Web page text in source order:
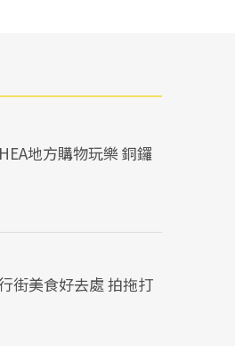
地方購物玩樂 銅鑼
街美食好去處 拍拖打